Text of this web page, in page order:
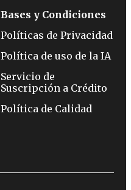
Bases y Condiciones
Políticas de Privacidad
Política de uso de la IA
Servicio de
Suscripción a Crédito
Política de Calidad